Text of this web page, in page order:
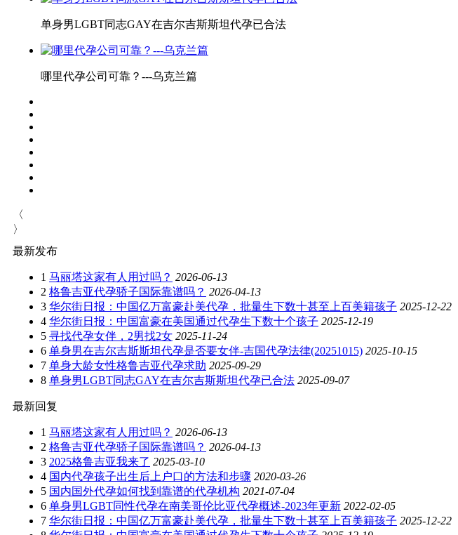
单身男LGBT同志GAY在吉尔吉斯斯坦代孕已合法
哪里代孕公司可靠？---乌克兰篇
〈
〉
最新发布
1 马丽塔这家有人用过吗？ 2026-06-13
2 格鲁吉亚代孕骄子国际靠谱吗？ 2026-04-13
3 华尔街日报：中国亿万富豪赴美代孕，批量生下数十甚至上百美籍孩子 2025-12-22
4 华尔街日报：中国富豪在美国通过代孕生下数十个孩子 2025-12-19
5 寻找代孕女伴，2男找2女 2025-11-24
6 单身男在吉尔吉斯斯坦代孕是否要女伴-吉国代孕法律(20251015) 2025-10-15
7 单身大龄女性格鲁吉亚代孕求助 2025-09-29
8 单身男LGBT同志GAY在吉尔吉斯斯坦代孕已合法 2025-09-07
最新回复
1 马丽塔这家有人用过吗？ 2026-06-13
2 格鲁吉亚代孕骄子国际靠谱吗？ 2026-04-13
3 2025格鲁吉亚我来了 2025-03-10
4 国内代孕孩子出生后上户口的方法和步骤 2020-03-26
5 国内国外代孕如何找到靠谱的代孕机构 2021-07-04
6 单身男LGBT同性代孕在南美哥伦比亚代孕概述-2023年更新 2022-02-05
7 华尔街日报：中国亿万富豪赴美代孕，批量生下数十甚至上百美籍孩子 2025-12-22